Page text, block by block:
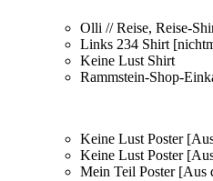
Olli // Reise, Reise-
Links 234 Shirt
Keine Lust Shirt
Rammstein-Shop-
Keine Lust Poster
Keine Lust Poster
Mein Teil Poster [Aus